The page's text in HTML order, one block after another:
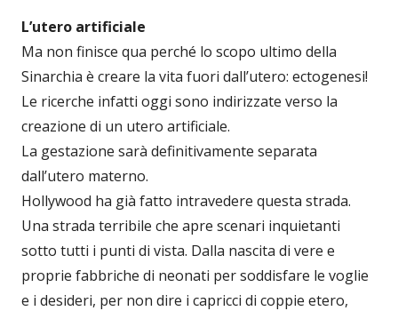
L’utero artificiale
Ma non finisce qua perché lo scopo ultimo della
Sinarchia è creare la vita fuori dall’utero: ectogenesi!
Le ricerche infatti oggi sono indirizzate verso la
creazione di un utero artificiale.
La gestazione sarà definitivamente separata
dall’utero materno.
Hollywood ha già fatto intravedere questa strada.
Una strada terribile che apre scenari inquietanti
sotto tutti i punti di vista. Dalla nascita di vere e
proprie fabbriche di neonati per soddisfare le voglie
e i desideri, per non dire i capricci di coppie etero,